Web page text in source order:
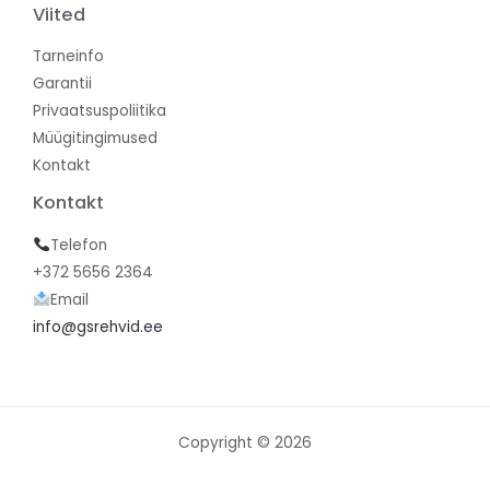
Viited
Tarneinfo
Garantii
Privaatsuspoliitika
Müügitingimused
Kontakt
Kontakt
Telefon
+372 5656 2364
Email
info@gsrehvid.ee
Copyright © 2026